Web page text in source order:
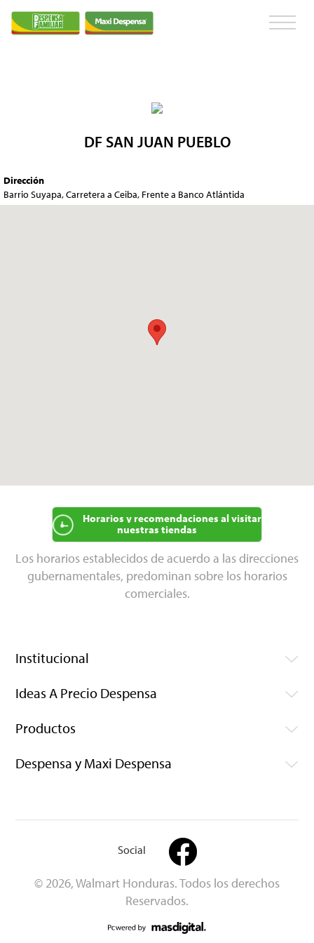
DF SAN JUAN PUEBLO
Dirección
Barrio Suyapa, Carretera a Ceiba, Frente a Banco Atlántida
Horarios y recomendaciones al visitar
nuestras tiendas
Los horarios establecidos de acuerdo a las direcciones
gubernamentales, predominan sobre los horarios
comerciales.
Institucional
Ideas A Precio Despensa
Productos
Despensa y Maxi Despensa
Social
© 2026, Walmart Honduras. Todos los derechos
Reservados.